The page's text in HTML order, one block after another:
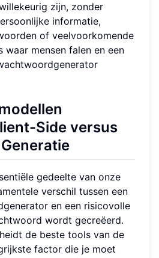
zijn, zonder
informatie,
of veelvoorkomende
waar mensen falen en een
Side versus
gedeelte van onze
verschil tussen een
en een risicovolle
wordt gecreëerd.
de beste tools van de
factor die je moet